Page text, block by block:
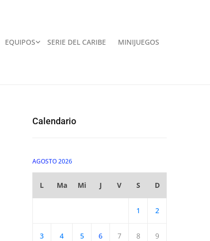
EQUIPOS SERIE DEL CARIBE MINIJUEGOS
Calendario
AGOSTO 2026
L Ma Mi J V S D
1 2
3 4 5 6 7 8 9